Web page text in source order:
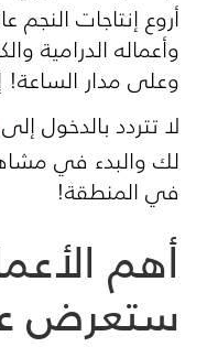
أروع إنتاجات
وأعماله الدرامية
وعلى مدار الساعة!
لا تتردد بالدخول إلى
لك والبدء في
في المنطقة!
أهم
ستعرض